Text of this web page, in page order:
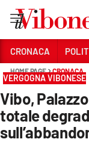
Sezioni
CRONACA
POLITICA
CRONACA
HOME PAGE CRONACA
VERGOGNA VIBONESE
Vibo,
totale